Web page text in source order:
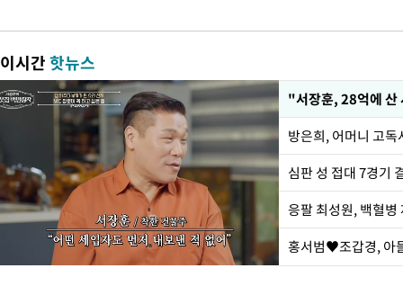
이시간핫뉴스
"서장훈, 28억에 산
방은희, 어머니 고
심판 성 접대 7경기
응팔 최성원, 백혈
홍서범♥조갑경, 아